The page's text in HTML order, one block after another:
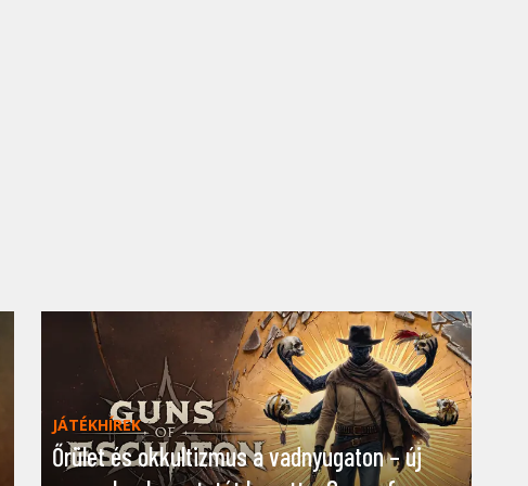
JÁTÉKHÍREK
Őrület és okkultizmus a vadnyugaton – új